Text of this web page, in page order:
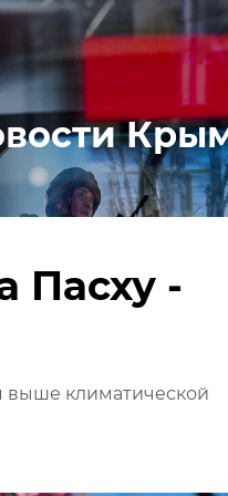
Пасху -
выше климатической